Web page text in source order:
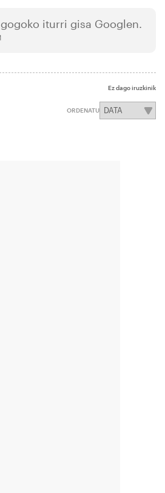
gogoko iturri gisa Googlen.
Ez dago iruzkinik
ORDENATU